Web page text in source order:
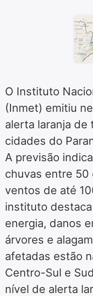
O Instituto
(Inmet) emitiu
alerta laranja de
cidades do
A previsão
chuvas entre 50
ventos de até
instituto
energia, danos
árvores e
afetadas estão
Centro-Sul e
nível de alerta